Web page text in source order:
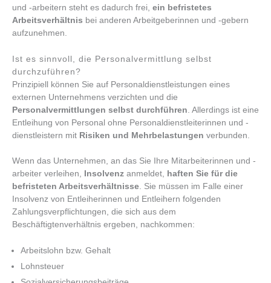
und -arbeitern steht es dadurch frei, ein befristetes
Arbeitsverhältnis bei anderen Arbeitgeberinnen und -gebern
aufzunehmen.
Ist es sinnvoll, die Personalvermittlung selbst
durchzuführen?
Prinzipiell können Sie auf Personaldienstleistungen eines
externen Unternehmens verzichten und die
Personalvermittlungen selbst durchführen . Allerdings ist eine
Entleihung von Personal ohne Personaldienstleiterinnen und -
dienstleistern mit Risiken und Mehrbelastungen verbunden.
Wenn das Unternehmen, an das Sie Ihre Mitarbeiterinnen und -
arbeiter verleihen,
Insolvenz anmeldet, haften Sie für die
befristeten Arbeitsverhältnisse. Sie müssen im Falle einer
Insolvenz von Entleiherinnen und Entleihern folgenden
Zahlungsverpflichtungen, die sich aus dem
Beschäftigtenverhältnis ergeben, nachkommen:
Arbeitslohn bzw. Gehalt
Lohnsteuer